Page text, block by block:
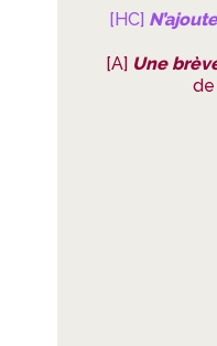
[HC]
[A] Une
de